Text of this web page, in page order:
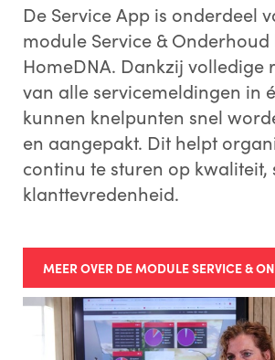
De Service App is onderdeel
module Service & Onderhoud
HomeDNA. Dankzij volledige
van alle servicemeldingen in
kunnen knelpunten snel
en aangepakt. Dit helpt
continu te sturen op kwaliteit,
klanttevredenheid.
MEER OVER DE MODULE SERVICE &